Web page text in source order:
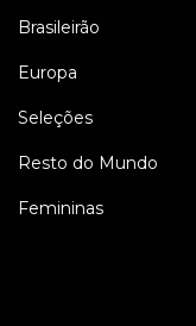
Brasileirão
Europa
Seleções
Resto do Mundo
Femininas